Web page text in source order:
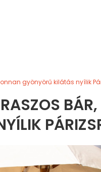
gyönyörű kilátás nyílik